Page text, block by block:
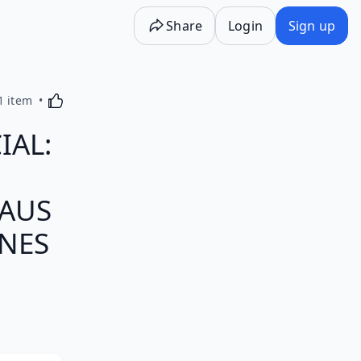
Share Login Sign up
item Activating this element will cause content on the